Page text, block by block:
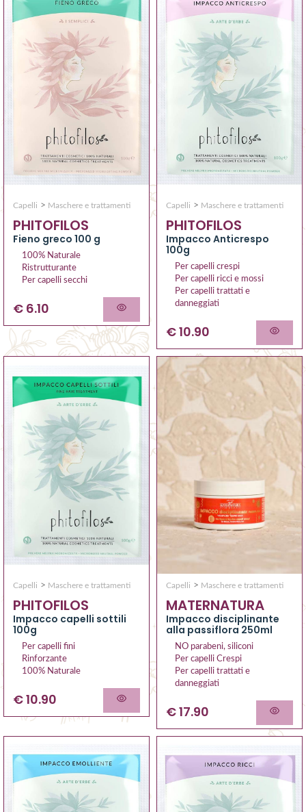
Capelli > Maschere e trattamenti
PHITOFILOS
Fieno greco 100 g
100% Naturale
Ristrutturante
Per capelli secchi
€ 6.10
Capelli > Maschere e trattamenti
PHITOFILOS
Impacco Anticrespo
100g
Per capelli crespi
Per capelli ricci e mossi
Per capelli trattati e
danneggiati
€ 10.90
Capelli > Maschere e trattamenti
PHITOFILOS
Impacco capelli sottili
100g
Per capelli fini
Rinforzante
100% Naturale
€ 10.90
Capelli > Maschere e trattamenti
MATERNATURA
Impacco disciplinante
alla passiflora 250ml
NO parabeni, siliconi
Per capelli Crespi
Per capelli trattati e
danneggiati
€ 17.90